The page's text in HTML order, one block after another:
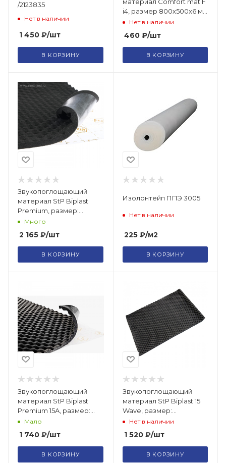
/2123835
Нет в наличии
1 450 ₽/шт
В КОРЗИНУ
i4, размер 800x500x6 мм
/7813065
Нет в наличии
460₽/шт
В КОРЗИНУ
Звукопоглощающий
материал StP Biplast
Premium, размер:
25х750х1000 мм /5180122
Много
2 165 ₽/шт
В КОРЗИНУ
Изолонтейп ППЭ 3005
Нет в наличии
225₽/м2
В КОРЗИНУ
Звукопоглощающий
материал StP Biplast
Premium 15A, размер:
15х750х1000 мм /2581580
Мало
1 740 ₽/шт
В КОРЗИНУ
Звукопоглощающий
материал StP Biplast 15
Wave, размер:
15х750х1000 мм/9775932
Нет в наличии
1 520₽/шт
В КОРЗИНУ